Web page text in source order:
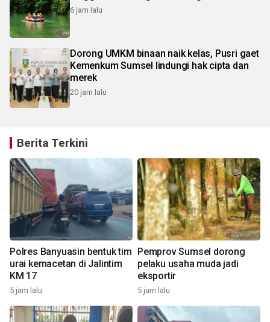
6 jam lalu
Dorong UMKM binaan naik kelas, Pusri gaet
Kemenkum Sumsel lindungi hak cipta dan
merek
20 jam lalu
Berita Terkini
Polres Banyuasin bentuk tim
urai kemacetan di Jalintim
KM 17
5 jam lalu
Pemprov Sumsel dorong
pelaku usaha muda jadi
eksportir
5 jam lalu